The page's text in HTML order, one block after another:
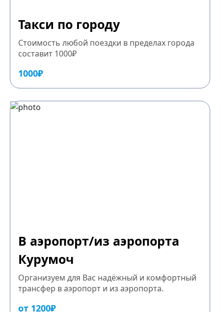
Такси по городу
Стоимость любой поездки в пределах города
составит 1000₽
1000₽
В аэропорт/из аэропорта
Курумоч
Организуем для Вас надёжный и комфортный
трансфер в аэропорт и из аэропорта.
от 1200₽